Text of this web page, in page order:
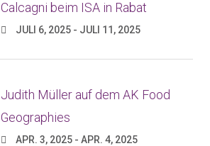
Calcagni beim ISA in Rabat
JULI 6, 2025 - JULI 11, 2025
Judith Müller auf dem AK Food
Geographies
APR. 3, 2025 - APR. 4, 2025